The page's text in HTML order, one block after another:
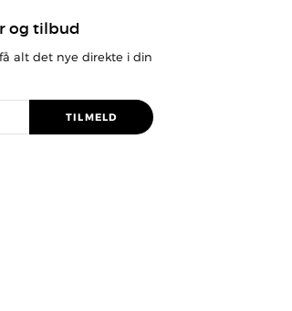
og tilbud
alt det nye direkte i din